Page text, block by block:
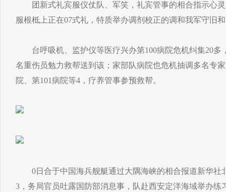
团新式礼宾服仪仗队、军笑，礼宾管事的相合指示心灵
服根柢上正在07式礼，特质举办调剂校正的调和我军守旧
台呼吸机、监护仪等医疗兴办第100病院危机纠集20多
名重伤员勉力救帮送到该；家部队病院也危机抽调多名专
院、第101病院等4，疗养管事参预救帮。
0日合于中国海兵舰艇通过大隅海峡的相合报道新华社
3，务局官员吐露国防部消息事，队赴西安定洋海域举办练